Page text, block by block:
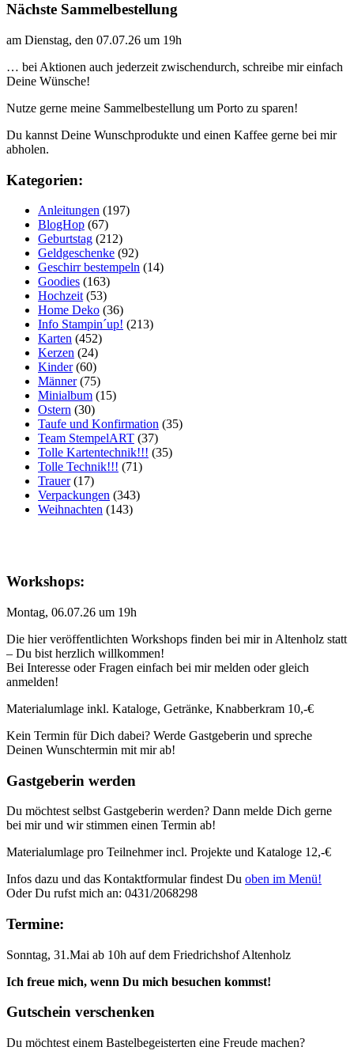
Nächste Sammelbestellung
am Dienstag, den 07.07.26 um 19h
… bei Aktionen auch jederzeit zwischendurch, schreibe mir einfach
Deine Wünsche!
Nutze gerne meine Sammelbestellung um Porto zu sparen!
Du kannst Deine Wunschprodukte und einen Kaffee gerne bei mir
abholen.
Kategorien:
Anleitungen (197)
BlogHop (67)
Geburtstag (212)
Geldgeschenke (92)
Geschirr bestempeln (14)
Goodies (163)
Hochzeit(53)
Home Deko (36)
Info Stampin´up! (213)
Karten (452)
Kerzen (24)
Kinder(60)
Männer(75)
Minialbum (15)
Ostern (30)
Taufe und Konfirmation (35)
Team StempelART (37)
Tolle Kartentechnik!!! (35)
Tolle Technik!!! (71)
Trauer(17)
Verpackungen (343)
Weihnachten (143)
Workshops:
Montag, 06.07.26 um 19h
Die hier veröffentlichten Workshops finden bei mir in Altenholz statt
– Du bist herzlich willkommen!
Bei Interesse oder Fragen einfach bei mir melden oder gleich
anmelden!
Materialumlage inkl. Kataloge, Getränke, Knabberkram 10,-€
Kein Termin für Dich dabei? Werde Gastgeberin und spreche
Deinen Wunschtermin mit mir ab!
Gastgeberin werden
Du möchtest selbst Gastgeberin werden? Dann melde Dich gerne
bei mir und wir stimmen einen Termin ab!
Materialumlage pro Teilnehmer incl. Projekte und Kataloge 12,-€
Infos dazu und das Kontaktformular findest Du oben im Menü!
Oder Du rufst mich an: 0431/2068298
Termine:
Sonntag, 31.Mai ab 10h auf dem Friedrichshof Altenholz
Ich freue mich, wenn Du mich besuchen kommst!
Gutschein verschenken
Du möchtest einem Bastelbegeisterten eine Freude machen?